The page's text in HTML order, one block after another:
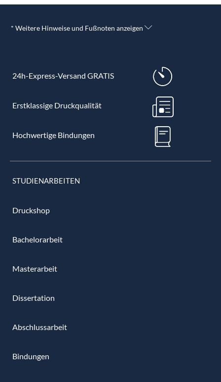
* Weitere Hinweise und Fußnoten anzeigen
24h-Express-Versand GRATIS
Erstklassige Druckqualität
Hochwertige Bindungen
STUDIENARBEITEN
Druckshop
Bachelorarbeit
Masterarbeit
Dissertation
Abschlussarbeit
Bindungen